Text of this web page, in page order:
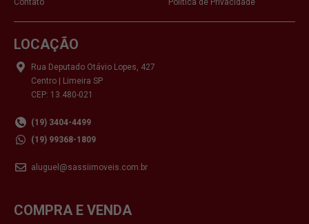
Contato
Política de Privacidade
LOCAÇÃO
Rua Deputado Otávio Lopes, 427
Centro | Limeira SP
CEP: 13.480-021
(19) 3404-4499
(19) 99368-1809
aluguel@sassiimoveis.com.br
COMPRA E VENDA